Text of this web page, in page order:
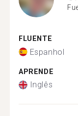
FLUENTE
Espanhol
APRENDE
Inglês